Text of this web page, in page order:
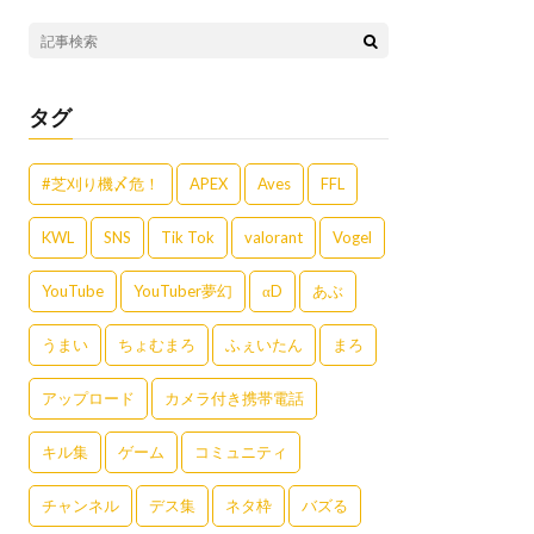
タグ
#芝刈り機〆危！ APEX Aves FFL
KWL SNS Tik Tok valorant Vogel
YouTube YouTuber夢幻 αD あぶ
うまい ちょむまろ ふぇいたん まろ
アップロード カメラ付き携帯電話
キル集 ゲーム コミュニティ
チャンネル デス集 ネタ枠 バズる